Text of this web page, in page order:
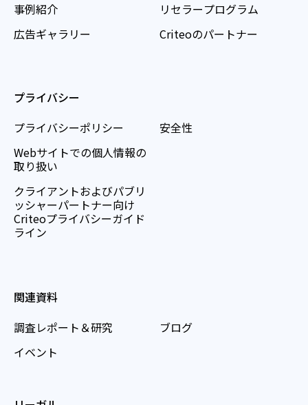
事例紹介
広告ギャラリー
リセラープログラム
Criteoのパートナー
プライバシー
プライバシーポリシー
Webサイトでの個人情報の
取り扱い
クライアントおよびパブリ
ッシャーパートナー向け
Criteoプライバシーガイド
ライン
安全性
関連資料
調査レポート＆研究
イベント
ブログ